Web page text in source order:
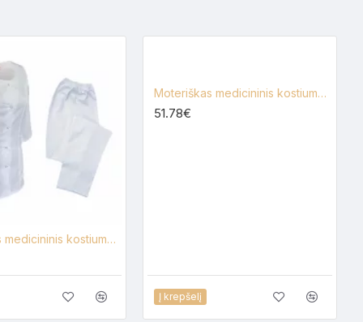
Moteriškas medicininis kostiumas Lija A-6+KL1
Moteriškas medicininis kostiumas Lija SPA1+KL-1
51.78€
Į krepšelį